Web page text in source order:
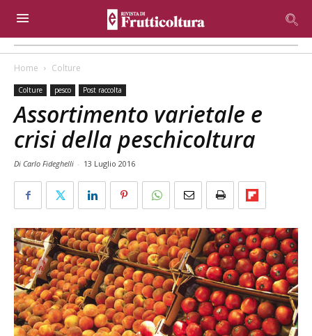
Home Colture
Colture pesco Post raccolta
Assortimento varietale e
crisi della peschicoltura
Di Carlo Fideghelli - 13 Luglio 2016